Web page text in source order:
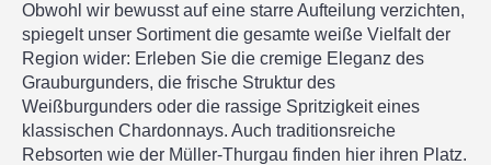
Obwohl wir bewusst auf eine starre Aufteilung verzichten,
spiegelt unser Sortiment die gesamte weiße Vielfalt der
Region wider: Erleben Sie die cremige Eleganz des
Grauburgunders, die frische Struktur des
Weißburgunders oder die rassige Spritzigkeit eines
klassischen Chardonnays. Auch traditionsreiche
Rebsorten wie der Müller-Thurgau finden hier ihren Platz.